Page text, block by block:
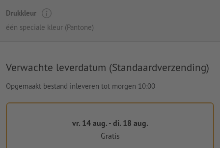
Drukkleur
één speciale kleur (Pantone)
Verwachte leverdatum (Standaardverzending)
Opgemaakt bestand inleveren tot morgen 10:00
vr. 14 aug. - di. 18 aug.
Gratis